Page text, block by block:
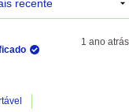
1 ano atrás